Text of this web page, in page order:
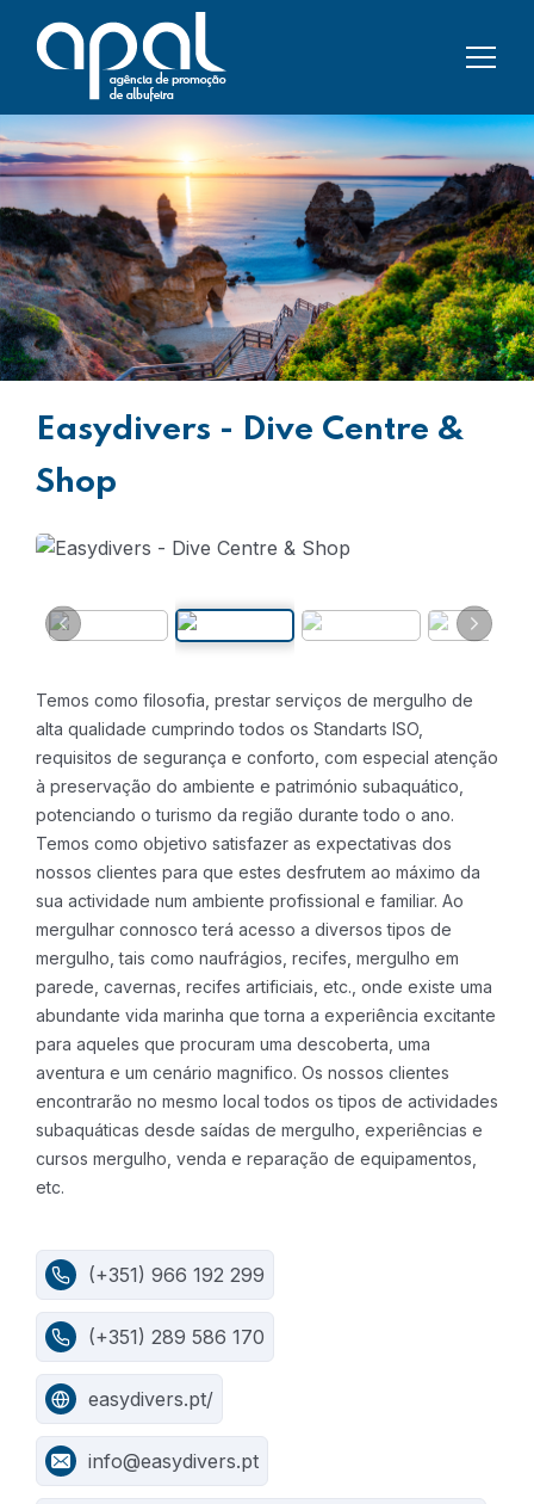
Easydivers - Dive Centre &
Shop
Temos como filosofia, prestar serviços de mergulho de
alta qualidade cumprindo todos os Standarts ISO,
requisitos de segurança e conforto, com especial atenção
à preservação do ambiente e património subaquático,
potenciando o turismo da região durante todo o ano.
Temos como objetivo satisfazer as expectativas dos
nossos clientes para que estes desfrutem ao máximo da
sua actividade num ambiente profissional e familiar. Ao
mergulhar connosco terá acesso a diversos tipos de
mergulho, tais como naufrágios, recifes, mergulho em
parede, cavernas, recifes artificiais, etc., onde existe uma
abundante vida marinha que torna a experiência excitante
para aqueles que procuram uma descoberta, uma
aventura e um cenário magnifico. Os nossos clientes
encontrarão no mesmo local todos os tipos de actividades
subaquáticas desde saídas de mergulho, experiências e
cursos mergulho, venda e reparação de equipamentos,
etc.
(+351) 966 192 299
(+351) 289 586 170
easydivers.pt/
info@easydivers.pt